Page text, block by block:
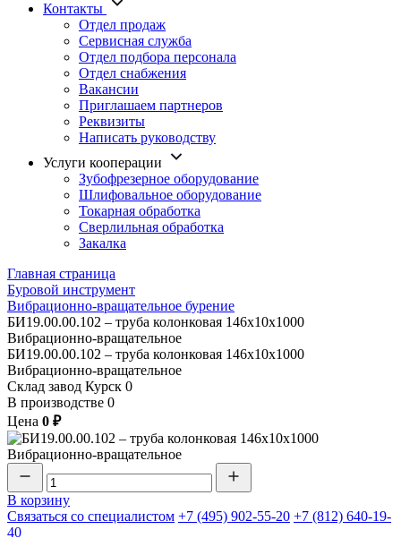
Контакты
Отдел продаж
Сервисная служба
Отдел подбора персонала
Отдел снабжения
Вакансии
Приглашаем партнеров
Реквизиты
Написать руководству
Услуги кооперации
Зубофрезерное оборудование
Шлифовальное оборудование
Токарная обработка
Cверлильная обработка
Закалка
Главная страница
Буровой инструмент
Вибрационно-вращательное бурение
БИ19.00.00.102 – труба колонковая 146х10х1000
Вибрационно-вращательное
БИ19.00.00.102 – труба колонковая 146х10х1000
Вибрационно-вращательное
Склад завод Курск 0
В производстве 0
Цена 0 ₽
В корзину
Связаться со специалистом +7 (495) 902-55-20 +7 (812) 640-19-
40